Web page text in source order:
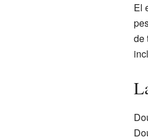
El
de